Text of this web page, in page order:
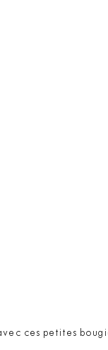
ces petites